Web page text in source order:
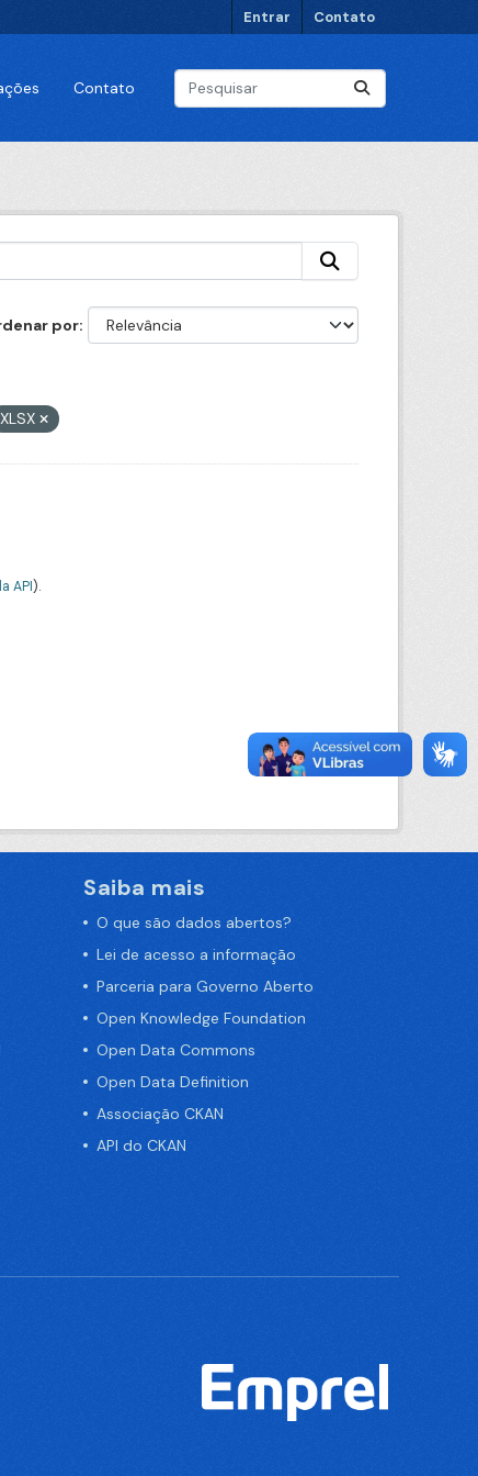
Entrar Contato
Contato
por
XLSX
API).
Saiba mais
O que são dados abertos?
Lei de acesso a informação
Parceria para Governo Aberto
Open Knowledge Foundation
Open Data Commons
Open Data Definition
Associação CKAN
API do CKAN